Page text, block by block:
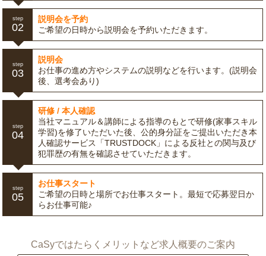
step
02
説明会を予約
ご希望の日時から説明会を予約いただきます。
step
03
説明会
お仕事の進め方やシステムの説明などを行います。(説明会
後、選考会あり)
step
04
研修 / 本人確認
当社マニュアル＆講師による指導のもとで研修(家事スキル
学習)を修了いただいた後、公的身分証をご提出いただき本
人確認サービス「TRUSTDOCK」による反社との関与及び
犯罪歴の有無を確認させていただきます。
step
05
お仕事スタート
ご希望の日時と場所でお仕事スタート。最短で応募翌日か
らお仕事可能♪
CaSyではたらくメリットなど求人概要のご案内